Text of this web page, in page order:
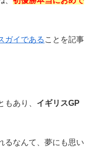
ガイである ことを記事
あり、 イギリスGP
るなんて、夢にも思い